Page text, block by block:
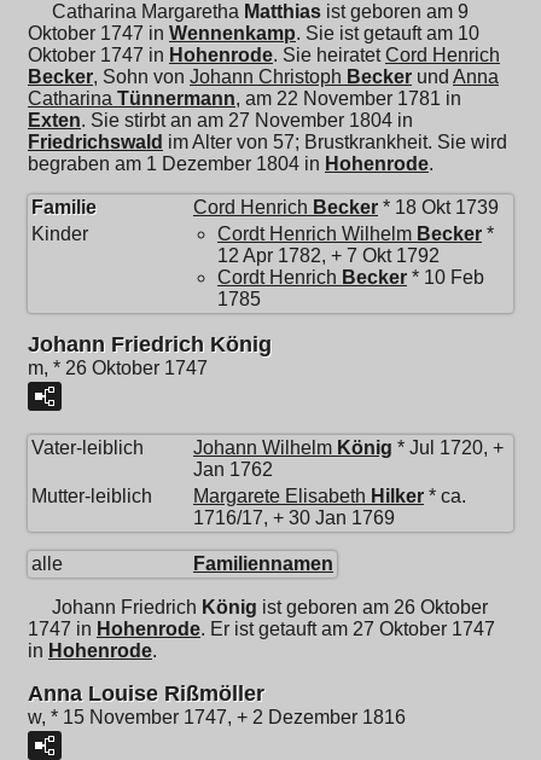
Catharina Margaretha Matthias ist geboren am 9
Oktober 1747 in Wennenkamp. Sie ist getauft am 10
Oktober 1747 in Hohenrode. Sie heiratetCord Henrich
Becker, Sohn von Johann Christoph Becker und Anna
Catharina Tünnermann, am 22 November 1781 in
Exten. Sie stirbt an am 27 November 1804 in
Friedrichswald im Alter von 57; Brustkrankheit. Sie wird
begraben am 1 Dezember 1804 in Hohenrode.
Familie Cord Henrich Becker * 18 Okt 1739
Kinder
Cordt Henrich Wilhelm Becker *
12 Apr 1782, + 7 Okt 1792
Cordt Henrich Becker * 10 Feb
1785
Johann Friedrich König
m, * 26 Oktober 1747
Vater-leiblich Johann Wilhelm König * Jul 1720, +
Jan 1762
Mutter-leiblich
Margarete Elisabeth Hilker * ca.
1716/17, + 30 Jan 1769
alle Familiennamen
Johann Friedrich König ist geboren am 26 Oktober
1747 in Hohenrode. Er ist getauft am 27 Oktober 1747
in Hohenrode.
Anna Louise Rißmöller
w, * 15 November 1747, + 2 Dezember 1816